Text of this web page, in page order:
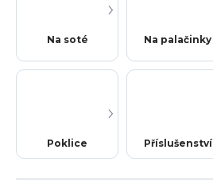
Na soté Na palačinky
Poklice Příslušenství